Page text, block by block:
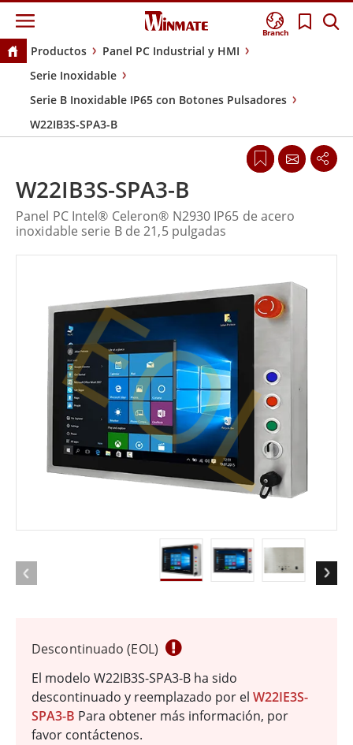
Branch
Productos
Panel PC Industrial y HMI
Serie Inoxidable
Serie B Inoxidable IP65 con Botones Pulsadores
W22IB3S-SPA3-B
Descontinuado (EOL)
El modelo W22IB3S-SPA3-B ha sido
descontinuado y reemplazado por el W22IE3S-
SPA3-B Para obtener más información, por
favor contáctenos.
W22IB3S-SPA3-B
Panel PC Intel® Celeron® N2930 IP65 de acero
inoxidable serie B de 21,5 pulgadas
EOL